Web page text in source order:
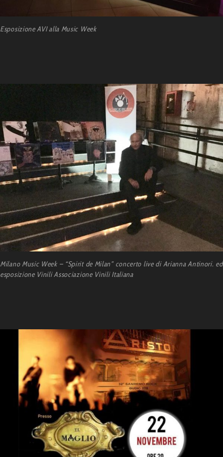
Esposizione AVI alla Music Week
Milano Music Week – “Spirit de Milan” concerto live di Arianna Antinori. ed
esposizione Vinili Associazione Vinili Italiana